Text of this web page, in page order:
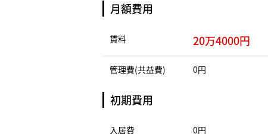
月額費用
賃料 20万4000円
管理費(共益費) 0円
初期費用
入居費 0円